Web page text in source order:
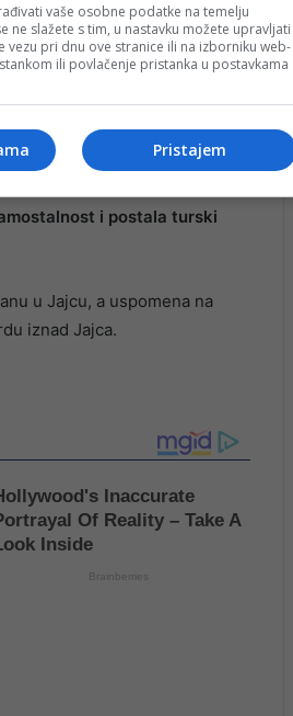
i postala turski
u Jajcu, a uspomena na
iznad Jajca.
vaše osobne podatke na temelju
ne slažete s tim, u nastavku možete upravljati
vezu pri dnu ove stranice ili na izborniku web-
ili povlačenje pristanka u postavkama
Pristajem